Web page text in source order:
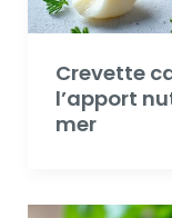
Crevette
l’apport
mer